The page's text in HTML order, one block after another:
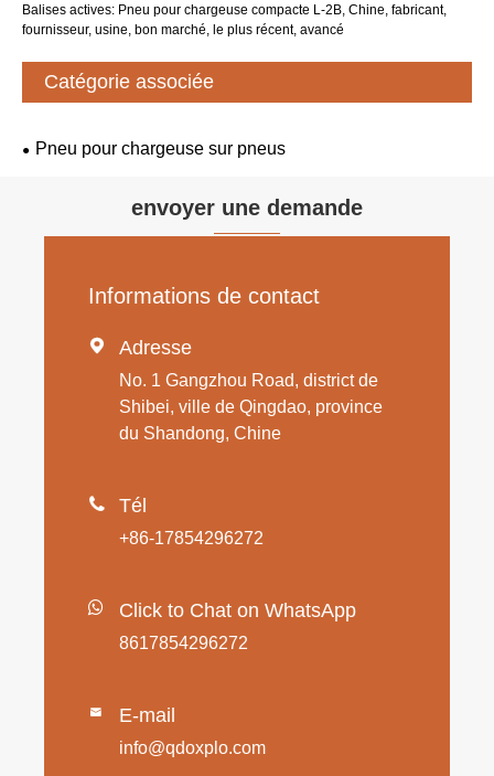
Balises actives: Pneu pour chargeuse compacte L-2B, Chine, fabricant,
fournisseur, usine, bon marché, le plus récent, avancé
Catégorie associée
Pneu pour chargeuse sur pneus
envoyer une demande
Informations de contact
 Adresse
No. 1 Gangzhou Road, district de
Shibei, ville de Qingdao, province
du Shandong, Chine
 Tél
+86-17854296272
Click to Chat on WhatsApp
8617854296272
 E-mail
info@qdoxplo.com